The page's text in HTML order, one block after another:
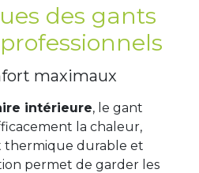
des gants
maximaux
intérieure, le gant
la chaleur,
thermique durable et
permet de garder les